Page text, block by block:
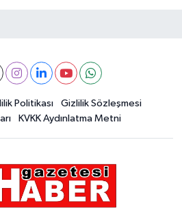
Politikası
Gizlilik Sözleşmesi
KVKK Aydınlatma Metni